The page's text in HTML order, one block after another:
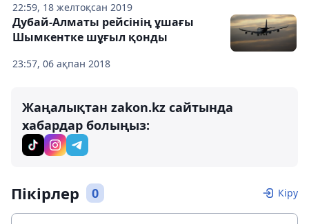
22:59, 18 желтоқсан 2019
23:57, 06 ақпан 2018
Дубай-Алматы рейсінің ұшағы
Шымкентке шұғыл қонды
Жаңалықтан zakon.kz сайтында
хабардар болыңыз:
Пікірлер 0 Кіру